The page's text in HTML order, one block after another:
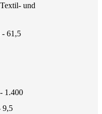
und
- 61,5
1.400
9,5